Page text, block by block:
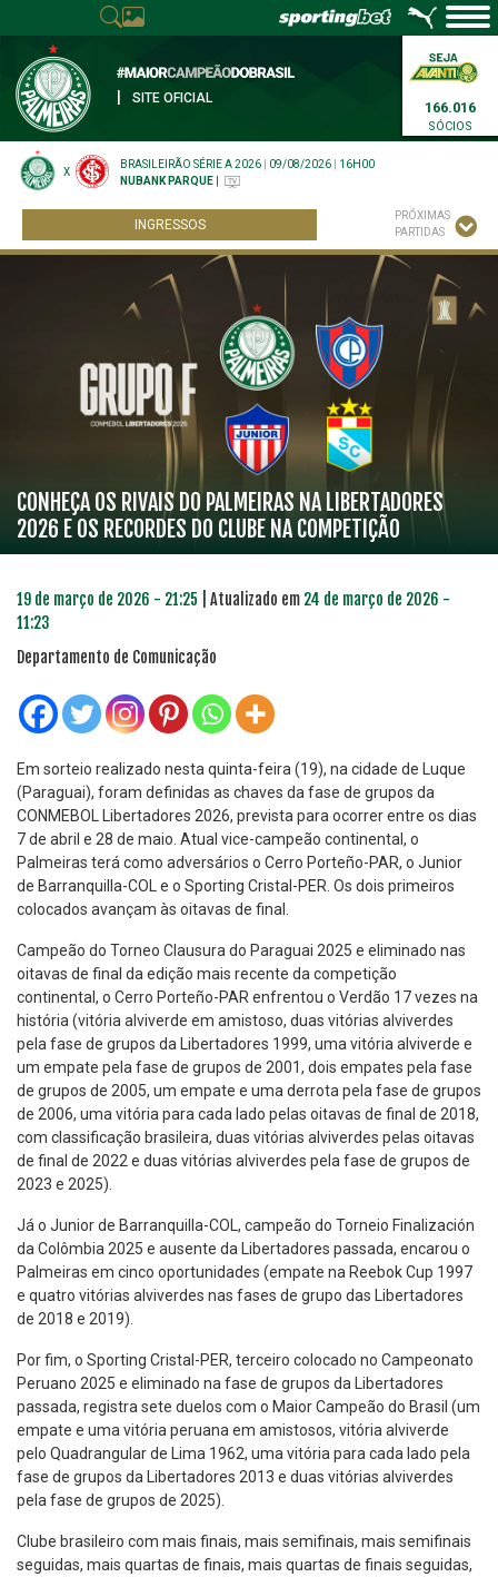
SITE OFICIAL
166.016
SÓCIOS
X
BRASILEIRÃO SÉRIE A 2026 09/08/2026
16H00
NUBANK PARQUE
INGRESSOS
PRÓXIMAS
PARTIDAS
CONHEÇA OS RIVAIS DO PALMEIRAS NA LIBERTADORES
2026 E OS RECORDES DO CLUBE NA COMPETIÇÃO
19 de março de 2026 - 21:25 | Atualizado em 24 de março de 2026 -
11:23
Departamento de Comunicação
Em sorteio realizado nesta quinta-feira (19), na cidade de Luque
(Paraguai), foram definidas as chaves da fase de grupos da
CONMEBOL Libertadores 2026, prevista para ocorrer entre os dias
7 de abril e 28 de maio. Atual vice-campeão continental, o
Palmeiras terá como adversários o Cerro Porteño-PAR, o Junior
de Barranquilla-COL e o Sporting Cristal-PER. Os dois primeiros
colocados avançam às oitavas de final.
Campeão do Torneo Clausura do Paraguai 2025 e eliminado nas
oitavas de final da edição mais recente da competição
continental, o Cerro Porteño-PAR enfrentou o Verdão 17 vezes na
história (vitória alviverde em amistoso, duas vitórias alviverdes
pela fase de grupos da Libertadores 1999, uma vitória alviverde e
um empate pela fase de grupos de 2001, dois empates pela fase
de grupos de 2005, um empate e uma derrota pela fase de grupos
de 2006, uma vitória para cada lado pelas oitavas de final de 2018,
com classificação brasileira, duas vitórias alviverdes pelas oitavas
de final de 2022 e duas vitórias alviverdes pela fase de grupos de
2023 e 2025).
Já o Junior de Barranquilla-COL, campeão do Torneio Finalización
da Colômbia 2025 e ausente da Libertadores passada, encarou o
Palmeiras em cinco oportunidades (empate na Reebok Cup 1997
e quatro vitórias alviverdes nas fases de grupo das Libertadores
de 2018 e 2019).
Por fim, o Sporting Cristal-PER, terceiro colocado no Campeonato
Peruano 2025 e eliminado na fase de grupos da Libertadores
passada, registra sete duelos com o Maior Campeão do Brasil (um
empate e uma vitória peruana em amistosos, vitória alviverde
pelo Quadrangular de Lima 1962, uma vitória para cada lado pela
fase de grupos da Libertadores 2013 e duas vitórias alviverdes
pela fase de grupos de 2025).
Clube brasileiro com mais finais, mais semifinais, mais semifinais
seguidas, mais quartas de finais, mais quartas de finais seguidas,